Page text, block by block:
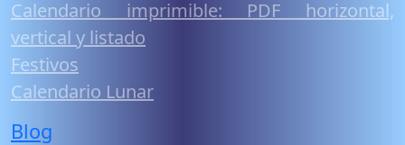
Calendario imprimible: PDF horizontal,
vertical y listado
Festivos
Calendario Lunar
Blog